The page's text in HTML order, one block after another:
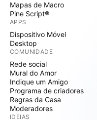
Mapas de Macro
Pine Script®
APPS
Dispositivo Móvel
Desktop
COMUNIDADE
Rede social
Mural do Amor
Indique um Amigo
Programa de criadores
Regras da Casa
Moderadores
IDEIAS